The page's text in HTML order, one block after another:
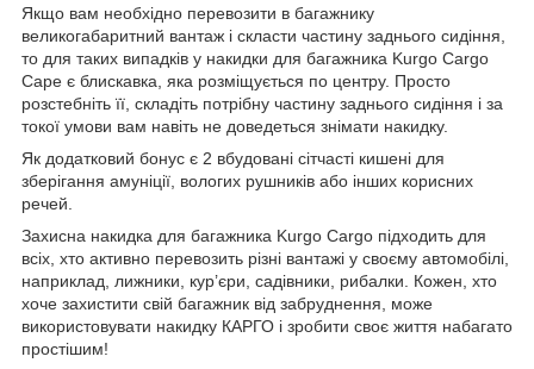
Якщо вам необхідно перевозити в багажнику
великогабаритний вантаж і скласти частину заднього сидіння,
то для таких випадків у накидки для багажника Kurgo Cargo
Cape є блискавка, яка розміщується по центру. Просто
розстебніть її, складіть потрібну частину заднього сидіння і за
токої умови вам навіть не доведеться знімати накидку.
Як додатковий бонус є 2 вбудовані сітчасті кишені для
зберігання амуніції, вологих рушників або інших корисних
речей.
Захисна накидка для багажника Kurgo Cargo підходить для
всіх, хто активно перевозить різні вантажі у своєму автомобілі,
наприклад, лижники, кур’єри, садівники, рибалки. Кожен, хто
хоче захистити свій багажник від забруднення, може
використовувати накидку КАРГО і зробити своє життя набагато
простішим!